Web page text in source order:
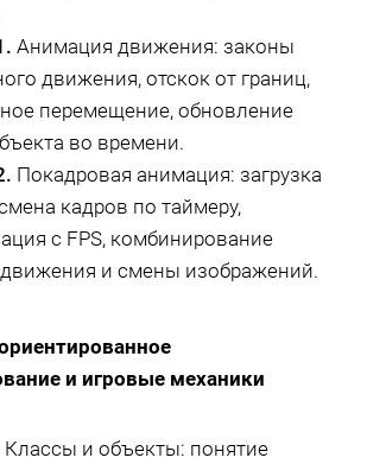
Анимация движения: законы
движения, отскок от границ,
перемещение, обновление
во времени.
Покадровая анимация: загрузка
кадров по таймеру,
с FPS, комбинирование
и смены изображений.
и игровые механики
Классы и объекты: понятие